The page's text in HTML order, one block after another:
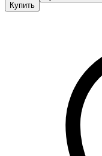
Купить